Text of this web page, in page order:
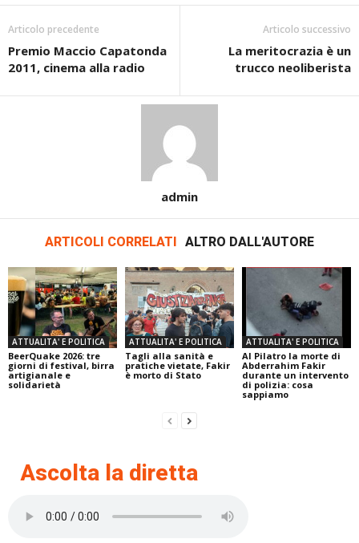
Articolo precedente
Premio Maccio Capatonda
2011, cinema alla radio
Articolo successivo
La meritocrazia è un
trucco neoliberista
admin
ARTICOLI CORRELATI ALTRO DALL'AUTORE
ATTUALITA' E POLITICA
BeerQuake 2026: tre
giorni di festival, birra
artigianale e
solidarietà
ATTUALITA' E POLITICA
Tagli alla sanità e
pratiche vietate, Fakir
è morto di Stato
ATTUALITA' E POLITICA
Al Pilatro la morte di
Abderrahim Fakir
durante un intervento
di polizia: cosa
sappiamo
Ascolta la diretta